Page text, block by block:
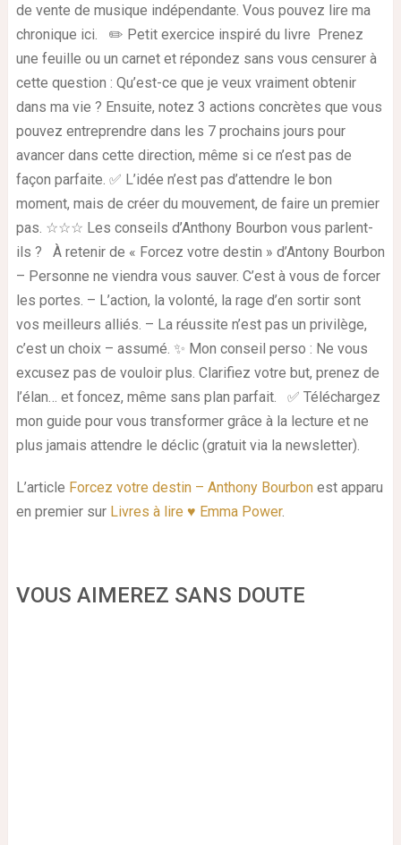
de vente de musique indépendante. Vous pouvez lire ma
chronique ici. ✏️ Petit exercice inspiré du livre Prenez
une feuille ou un carnet et répondez sans vous censurer à
cette question : Qu’est-ce que je veux vraiment obtenir
dans ma vie ? Ensuite, notez 3 actions concrètes que vous
pouvez entreprendre dans les 7 prochains jours pour
avancer dans cette direction, même si ce n’est pas de
façon parfaite. ✅ L’idée n’est pas d’attendre le bon
moment, mais de créer du mouvement, de faire un premier
pas. ☆☆☆ Les conseils d’Anthony Bourbon vous parlent-
ils ? À retenir de « Forcez votre destin » d’Antony Bourbon
– Personne ne viendra vous sauver. C’est à vous de forcer
les portes. – L’action, la volonté, la rage d’en sortir sont
vos meilleurs alliés. – La réussite n’est pas un privilège,
c’est un choix – assumé. ✨ Mon conseil perso : Ne vous
excusez pas de vouloir plus. Clarifiez votre but, prenez de
l’élan… et foncez, même sans plan parfait. ✅ Téléchargez
mon guide pour vous transformer grâce à la lecture et ne
plus jamais attendre le déclic (gratuit via la newsletter).
L’article Forcez votre destin – Anthony Bourbonest apparu
en premier sur Livres à lire ♥ Emma Power.
VOUS AIMEREZ SANS DOUTE